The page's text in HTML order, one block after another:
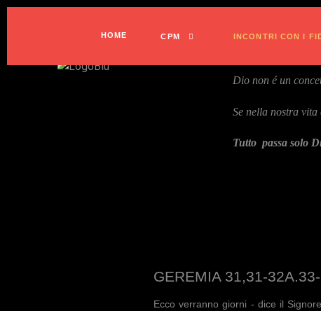
Dio non é un
Se nella nostra
Tutto passa solo
HOME CPM INCONTRI CON I
GEREMIA 31,31-
Ecco verranno giorni - dice il